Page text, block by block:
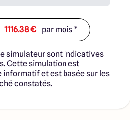
1116.38 € par mois *
simulateur sont indicatives
Cette simulation est
informatif et est basée sur les
constatés.